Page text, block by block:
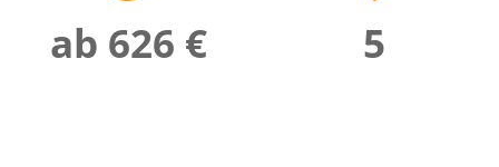
ab 626 € 5